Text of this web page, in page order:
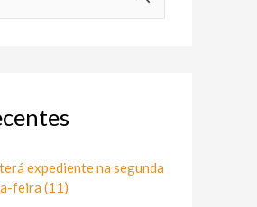
expediente na segunda
feira (11)